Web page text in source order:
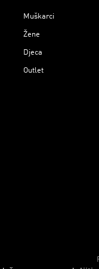
Muškarci
Žene
Djeca
Outlet